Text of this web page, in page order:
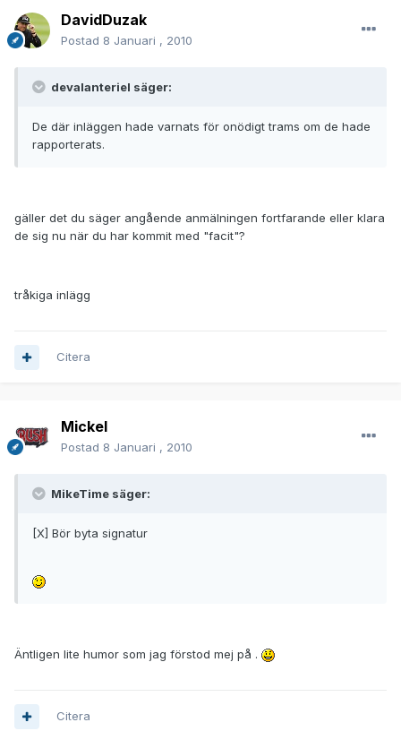
DavidDuzak
Postad 8 Januari , 2010
devalanteriel säger:
De där inläggen hade varnats för onödigt trams om de hade
rapporterats.
gäller det du säger angående anmälningen fortfarande eller klara
de sig nu när du har kommit med "facit"?
tråkiga inlägg
Citera
Mickel
Postad 8 Januari , 2010
MikeTime säger:
[X] Bör byta signatur
Äntligen lite humor som jag förstod mej på .
Citera